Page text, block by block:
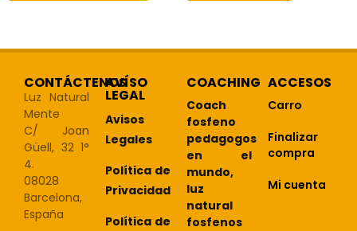
CONTÁCTENOS
Luz Natural
Mente
C/ Joan
Güell, 32 1°
4.
08028
Barcelona,
España
AVÍSO
LEGAL
Avisos
Legales
Política de
Privacidad
Política de
COACHING
Coach
fosfeno
pedagogos
en el
mundo,
luz
natural
fosfenos
ACCESOS
Carro
Finalizar
compra
Mi cuenta